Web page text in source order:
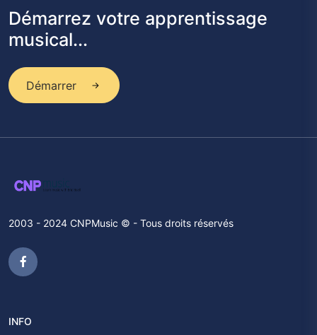
Démarrez votre apprentissage
musical...
Démarrer
2003 - 2024 CNPMusic © - Tous droits réservés
INFO